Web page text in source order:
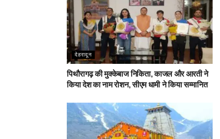
देहरादून
पिथौरागढ़ की मुक्केबाज निकिता, काजल और आरती ने
किया देश का नाम रोशन, सीएम धामी ने किया सम्मानित